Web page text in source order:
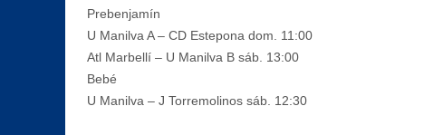
Prebenjamín
U Manilva A – CD Estepona dom. 11:00
Atl Marbellí – U Manilva B sáb. 13:00
Bebé
U Manilva – J Torremolinos sáb. 12:30